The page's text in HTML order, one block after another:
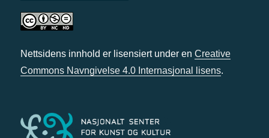
Nettsidens innhold er lisensiert under en Creative
Commons Navngivelse 4.0 Internasjonal lisens.